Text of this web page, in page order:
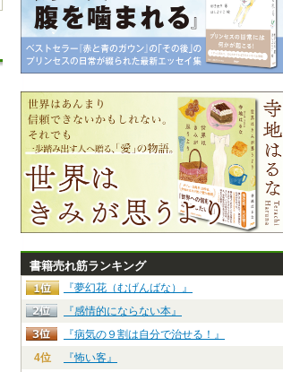
書籍売れ筋ランキング
『夢幻花（むげんばな）』
『感情的にならない本』
『病気の９割は自分で治せる！』
4位
『怖い客』